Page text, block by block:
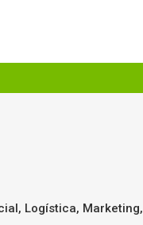
Logística, Marketing,